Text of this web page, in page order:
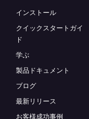
インストール
クイックスタートガイ
ド
学ぶ
製品ドキュメント
ブログ
最新リリース
お客様成功事例